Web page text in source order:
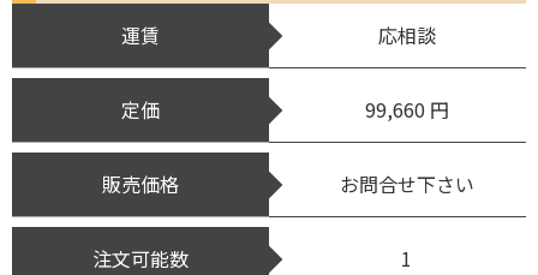
運賃 応相談
定価 99,660 円
販売価格 お問合せ下さい
注文可能数 1